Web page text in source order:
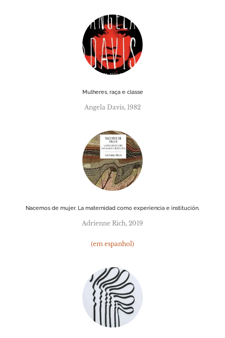
Mulheres, raça e classe
Angela Davis, 1982
Nacemos de mujer. La maternidad como experiencia e institución.
Adrienne Rich, 2019
(em espanhol)